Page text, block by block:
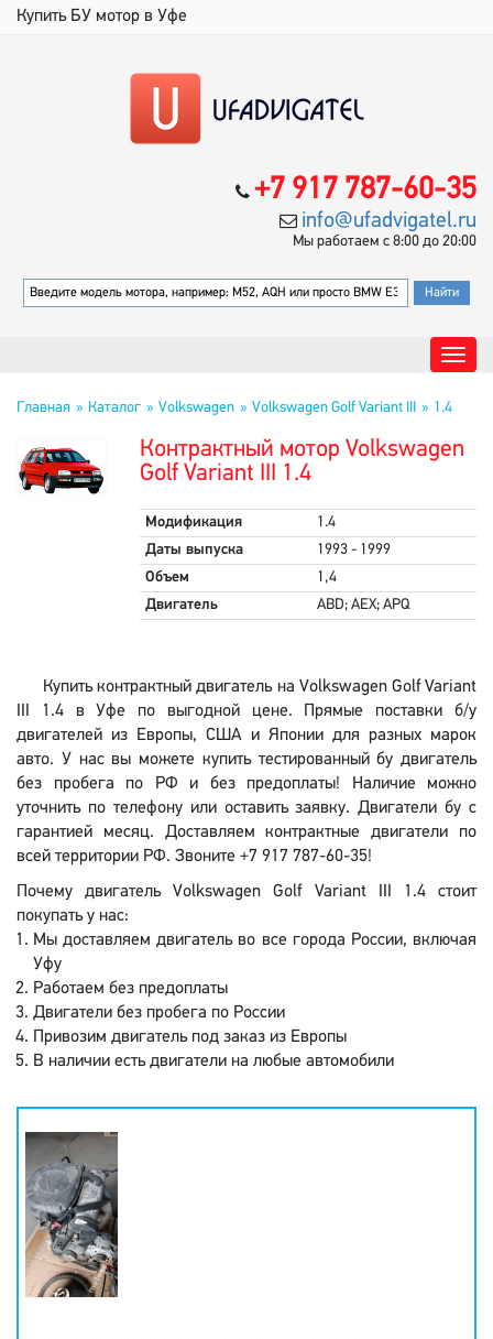
Купить БУ мотор в Уфе
+7 917 787-60-35
info@ufadvigatel.ru
Мы работаем с 8:00 до 20:00
Главная Каталог Volkswagen Volkswagen Golf Variant III 1.4
Контрактный мотор Volkswagen
Golf Variant III 1.4
Модификация
1.4
Даты выпуска
1993 - 1999
Объем
1,4
Двигатель
ABD; AEX; APQ
Купить контрактный двигатель на Volkswagen Golf Variant
III 1.4 в Уфе по выгодной цене. Прямые поставки б/у
двигателей из Европы, США и Японии для разных марок
авто. У нас вы можете купить тестированный бу двигатель
без пробега по РФ и без предоплаты! Наличие можно
уточнить по телефону или оставить заявку. Двигатели бу с
гарантией месяц. Доставляем контрактные двигатели по
всей территории РФ. Звоните +7 917 787-60-35!
Почему двигатель Volkswagen Golf Variant III 1.4 стоит
покупать у нас:
Мы доставляем двигатель во все города России, включая
Уфу
Работаем без предоплаты
Двигатели без пробега по России
Привозим двигатель под заказ из Европы
В наличии есть двигатели на любые автомобили